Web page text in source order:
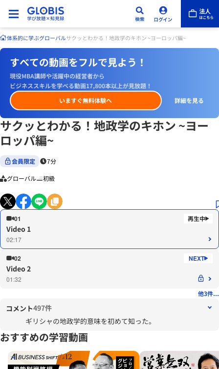
体系的に学ぶグローバルサクッとわかる！地政学のキホン ~ヨーロッパ編~
すべての動画をフルで見よう！
現役MBA講師や活躍中の経営者から
ビジネススキルを学べる動画17,800本以上が見放題！
いますぐ無料体験へ
詳細を見る
サクッとわかる！地政学のキホン ~ヨー
ロッパ編~
会員限定 7分
グローバル 初級
01
Video 1
02:17
02
Video 2
01:32
他3件...
コメント497件
ギリシャの地政学的意味を初めて知った。
おすすめの学習動画